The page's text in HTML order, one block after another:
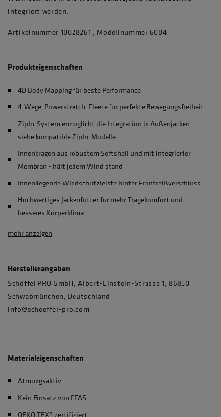
integriert werden.
Artikelnummer 10028261 , Modellnummer 6004
Produkteigenschaften
4D Body Mapping für beste Performance
4-Wege-Powerstretch-Fleece für perfekte Bewegungsfreiheit
ZipIn-System ermöglicht die Integration in Außenjacken –
siehe kompatible ZipIn-Modelle
Innenkragen aus robustem Softshell und mit integrierter
Membran - hält jedem Wind stand
Innenliegende Windschutzleiste hinter Frontreißverschluss
Hochwertiges Jackenfutter für mehr Tragekomfort und
besseres Körperklima
mehr anzeigen
Herstellerangaben
Schöffel PRO GmbH, Albert-Einstein-Strasse 1, 86830
Schwabmünchen, Deutschland
info@schoeffel-pro.com
Materialeigenschaften
Atmungsaktiv
Kein Einsatz von PFAS
OEKO-TEX® zertifiziert